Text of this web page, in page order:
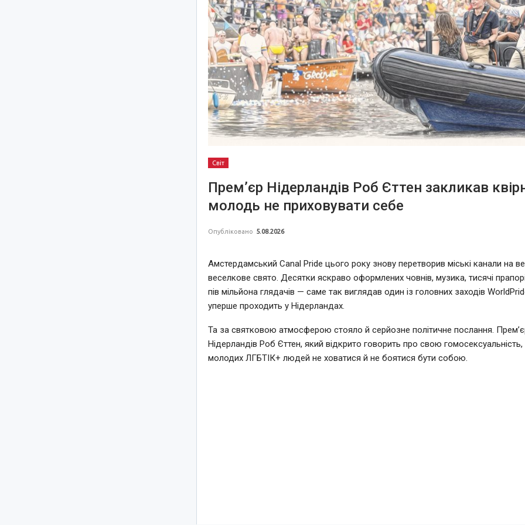
Світ
Прем’єр Нідерландів Роб Єттен закликав
молодь не приховувати себе
Опубліковано 5.08.2026
Амстердамський Canal Pride цього року знову перетворив міські канали на
веселкове свято. Десятки яскраво оформлених човнів, музика, тисячі
пів мільйона глядачів — саме так виглядав один із головних заходів
уперше проходить у Нідерландах.
Та за святковою атмосферою стояло й серйозне політичне послання.
Нідерландів Роб Єттен, який відкрито говорить про свою
молодих ЛГБТІК+ людей не ховатися й не боятися бути собою.